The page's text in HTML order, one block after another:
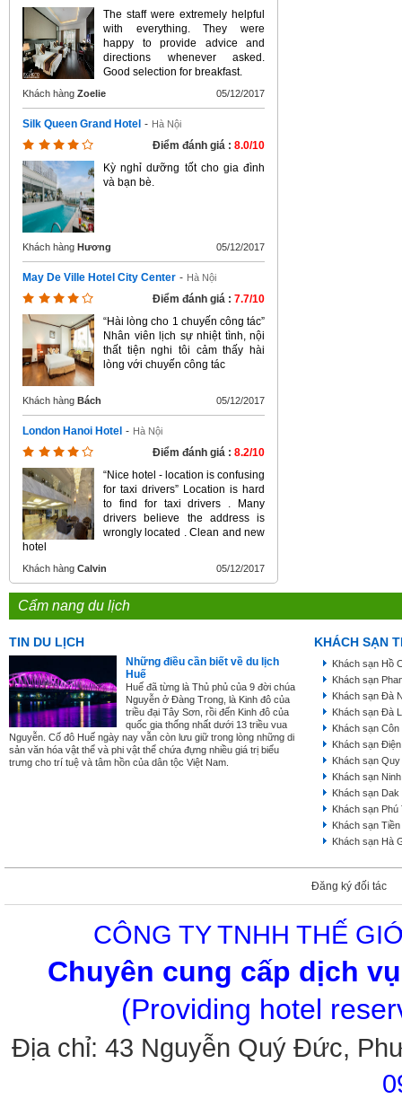
The staff were extremely helpful
with everything. They were
happy to provide advice and
directions whenever asked.
Good selection for breakfast.
Khách hàng Zoelie 05/12/2017
Silk Queen Grand Hotel - Hà Nội
Điểm đánh giá : 8.0/10
Kỳ nghỉ dưỡng tốt cho gia đình
và bạn bè.
Khách hàng Hương 05/12/2017
May De Ville Hotel City Center - Hà Nội
Điểm đánh giá : 7.7/10
“Hài lòng cho 1 chuyến công tác”
Nhân viên lịch sự nhiệt tình, nội
thất tiện nghi tôi cảm thấy hài
lòng với chuyến công tác
Khách hàng Bách 05/12/2017
London Hanoi Hotel - Hà Nội
Điểm đánh giá : 8.2/10
“Nice hotel - location is confusing
for taxi drivers” Location is hard
to find for taxi drivers . Many
drivers believe the address is
wrongly located . Clean and new
hotel
Khách hàng Calvin 05/12/2017
Cẩm nang du lịch
TIN DU LỊCH
Những điều cần biết về du lịch
Huế
Huế đã từng là Thủ phủ của 9 đời chúa
Nguyễn ở Đàng Trong, là Kinh đô của
triều đại Tây Sơn, rồi đến Kinh đô của
quốc gia thống nhất dưới 13 triều vua
Nguyễn. Cố đô Huế ngày nay vẫn còn lưu giữ trong lòng những di
sản văn hóa vật thể và phi vật thể chứa đựng nhiều giá trị biểu
trưng cho trí tuệ và tâm hồn của dân tộc Việt Nam.
KHÁCH SẠN
Khách sạn Hồ
Khách sạn
Khách sạn Đà
Khách sạn Đà
Khách sạn
Khách sạn
Khách sạn
Khách sạn
Khách sạn Dak
Khách sạn Phú
Khách sạn
Khách sạn Hà
Đăng ký đối tác
CÔNG TY TNHH THẾ
Chuyên cung cấp dịch
(Providing hotel
Địa chỉ: 43 Nguyễn Quý Đức,